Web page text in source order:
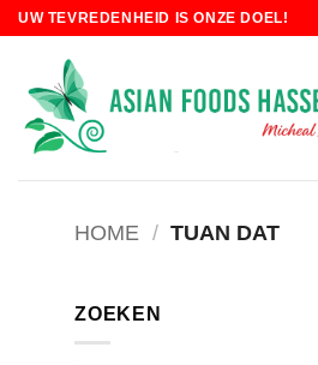
SkipUW TEVREDENHEID IS ONZE DOEL!
HOME / TUAN DAT
ZOEKEN